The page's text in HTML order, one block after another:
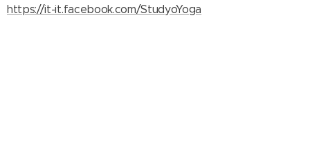
https://it-it.facebook.com/StudyoYoga